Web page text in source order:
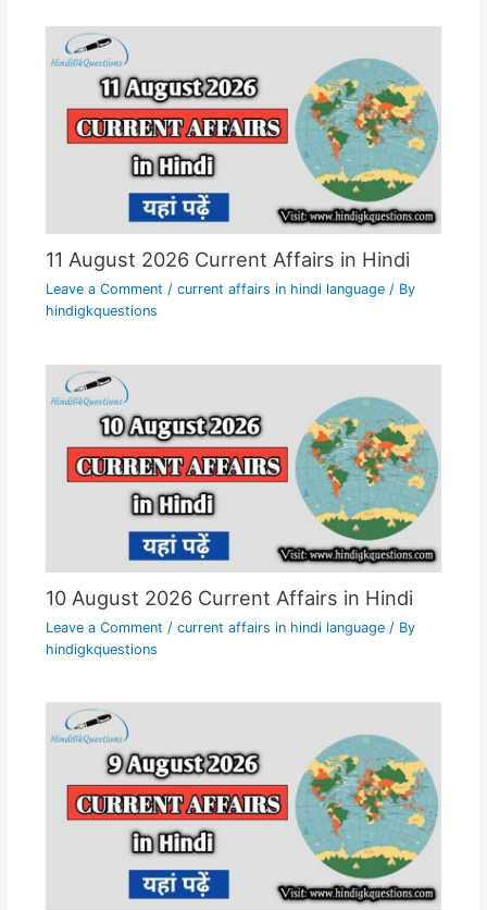
11 August 2026 Current Affairs in Hindi
Leave a Comment / current affairs in hindi language/ By
hindigkquestions
10 August 2026 Current Affairs in Hindi
Leave a Comment / current affairs in hindi language/ By
hindigkquestions